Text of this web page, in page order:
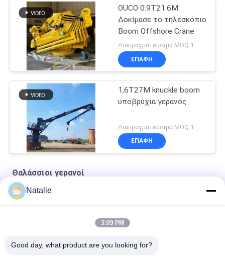
OUCO 0.9T21.6M
Δοκίμασε το τηλεσκόπιο
Boom Offshore Crane
Διαπραγματεύσιμα MOQ:1
ΕΠΑΦΉ
1,6T27M knuckle boom
υποβρύχια γερανός
Διαπραγματεύσιμα MOQ:1
ΕΠΑΦΉ
Θαλάσσιοι γερανοί
Ναυτικό συρματόσχοινο Premium OUCO
Natalie
3:09 PM
Good day, what product are you looking for?